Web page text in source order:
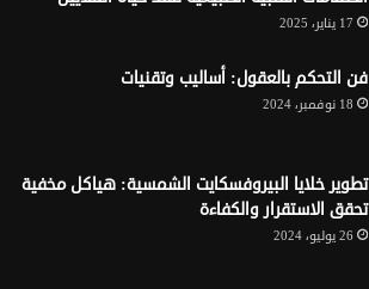
17 يناير، 2025
فن التحكم بالعقول: أساليب وتقنيات
18 نوفمبر، 2024
تطوير خلايا البيروفسكايت الشمسية: هياكل مخفية
تحقق الاستقرار والكفاءة
26 يوليو، 2024